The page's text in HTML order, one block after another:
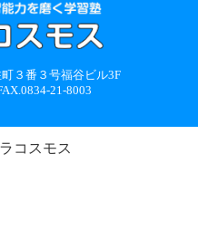
３番３号福谷ビル3F
21-8003
コスモス